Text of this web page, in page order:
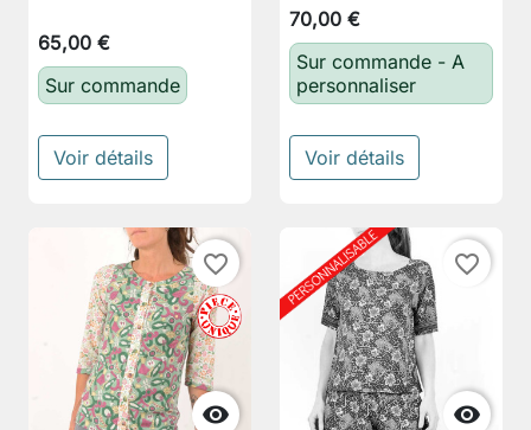
65,00 €
Sur commande
Voir détails
70,00 €
Sur commande - A
personnaliser
Voir détails

favorite_border

favorite_border